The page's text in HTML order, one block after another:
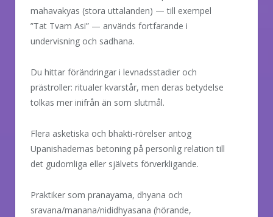
mahavakyas (stora uttalanden) — till exempel
”Tat Tvam Asi” — används fortfarande i
undervisning och sadhana.
Du hittar förändringar i levnadsstadier och
prästroller: ritualer kvarstår, men deras betydelse
tolkas mer inifrån än som slutmål.
Flera asketiska och bhakti-rörelser antog
Upanishadernas betoning på personlig relation till
det gudomliga eller självets förverkligande.
Praktiker som pranayama, dhyana och
sravana/manana/nididhyasana (hörande,